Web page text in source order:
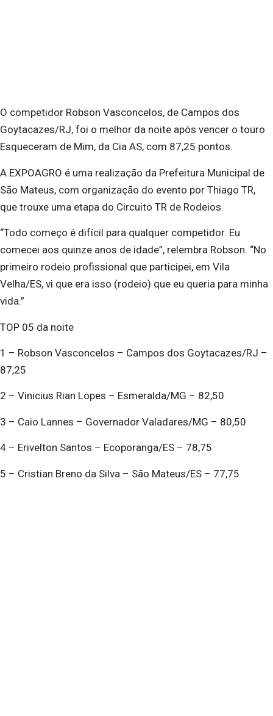
O competidor Robson Vasconcelos, de Campos dos
Goytacazes/RJ, foi o melhor da noite após vencer o touro
Esqueceram de Mim, da Cia AS, com 87,25 pontos.
A EXPOAGRO é uma realização da Prefeitura Municipal de
São Mateus, com organização do evento por Thiago TR,
que trouxe uma etapa do Circuito TR de Rodeios.
“Todo começo é difícil para qualquer competidor. Eu
comecei aos quinze anos de idade”, relembra Robson. “No
primeiro rodeio profissional que participei, em Vila
Velha/ES, vi que era isso (rodeio) que eu queria para minha
vida.”
TOP 05 da noite
1 – Robson Vasconcelos – Campos dos Goytacazes/RJ –
87,25
2 – Vinicius Rian Lopes – Esmeralda/MG – 82,50
3 – Caio Lannes – Governador Valadares/MG – 80,50
4 – Erivelton Santos – Ecoporanga/ES – 78,75
5 – Cristian Breno da Silva – São Mateus/ES – 77,75